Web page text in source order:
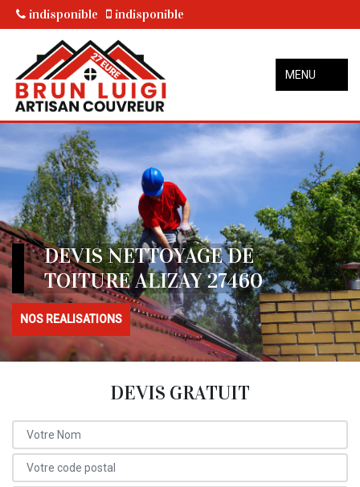
indisponible indisponible
MENU
DEVIS NETTOYAGE DE
TOITURE ALIZAY 27460
NOS REALISATIONS
DEVIS GRATUIT